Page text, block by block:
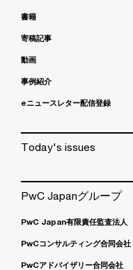
書籍
寄稿記事
動画
事例紹介
eニュースレター配信登録
Today's issues
PwC Japanグループ
PwC Japan有限責任監査法人
PwCコンサルティング合同会社
PwCアドバイザリー合同会社